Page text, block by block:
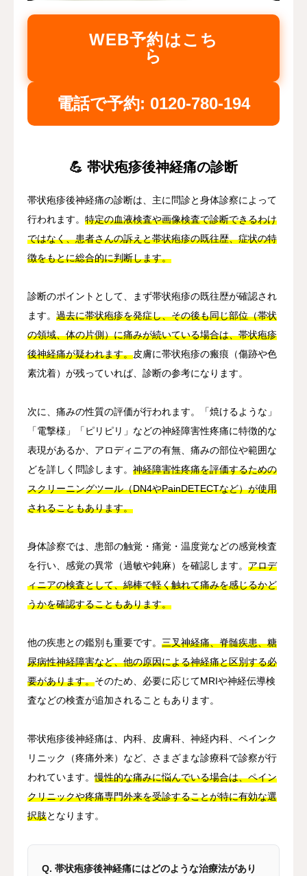
WEB予約はこち
ら
電話で予約: 0120-780-194
💪 帯状疱疹後神経痛の診断
帯状疱疹後神経痛の診断は、主に問診と身体診察によって
行われます。 特定の血液検査や画像検査で診断できるわけ
ではなく、患者さんの訴えと帯状疱疹の既往歴、症状の特
徴をもとに総合的に判断します。
診断のポイントとして、まず帯状疱疹の既往歴が確認され
ます。 過去に帯状疱疹を発症し、その後も同じ部位（帯状
の領域、体の片側）に痛みが続いている場合は、帯状疱疹
後神経痛が疑われます。皮膚に帯状疱疹の瘢痕（傷跡や色
素沈着）が残っていれば、診断の参考になります。
次に、痛みの性質の評価が行われます。「焼けるような」
「電撃様」「ピリピリ」などの神経障害性疼痛に特徴的な
表現があるか、アロディニアの有無、痛みの部位や範囲な
どを詳しく問診します。 神経障害性疼痛を評価するための
スクリーニングツール（DN4やPainDETECTなど）が使用
されることもあります。
身体診察では、患部の触覚・痛覚・温度覚などの感覚検査
を行い、感覚の異常（過敏や鈍麻）を確認します。 アロデ
ィニアの検査として、綿棒で軽く触れて痛みを感じるかど
うかを確認することもあります。
他の疾患との鑑別も重要です。 三叉神経痛、脊髄疾患、糖
尿病性神経障害など、他の原因による神経痛と区別する必
要があります。そのため、必要に応じてMRIや神経伝導検
査などの検査が追加されることもあります。
帯状疱疹後神経痛は、内科、皮膚科、神経内科、ペインク
リニック（疼痛外来）など、さまざまな診療科で診察が行
われています。慢性的な痛みに悩んでいる場合は、ペイン
クリニックや疼痛専門外来を受診することが特に有効な選
択肢となります。
Q. 帯状疱疹後神経痛にはどのような治療法があり